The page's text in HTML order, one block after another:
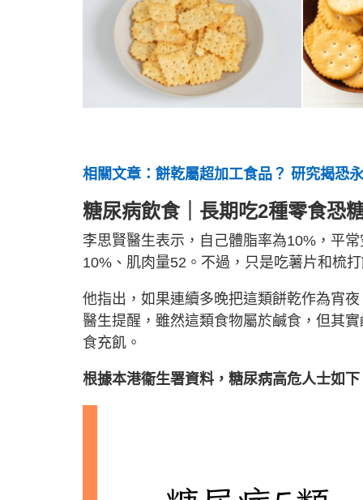
相關文章：餅乾屬超加工食品？ 研究揭恐
糖尿病飲食｜長期吃2種零食恐
李思賢醫生表示，自己體脂率為10%，平
10%、肌肉量52。不過，只是吃薯片和梳
他指出，如果連續多晚把這類餅乾作為宵
醫生提醒，雖然這類食物屬於鹹食，但其
食充飢。
根據本港衞生署資料，糖尿病高危人士如下